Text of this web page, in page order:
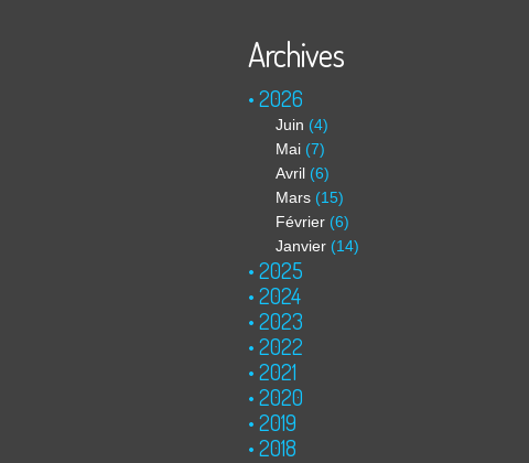
Archives
2026
Juin (4)
Mai (7)
Avril (6)
Mars (15)
Février (6)
Janvier (14)
2025
2024
2023
2022
2021
2020
2019
2018